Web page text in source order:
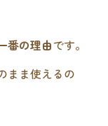
番の理由です。
まま使えるの